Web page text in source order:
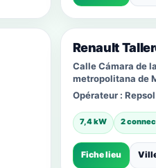
Renault
Calle Cámara de
metropolitana de
Opérateur :
7,4 kW 2
Fiche lieu